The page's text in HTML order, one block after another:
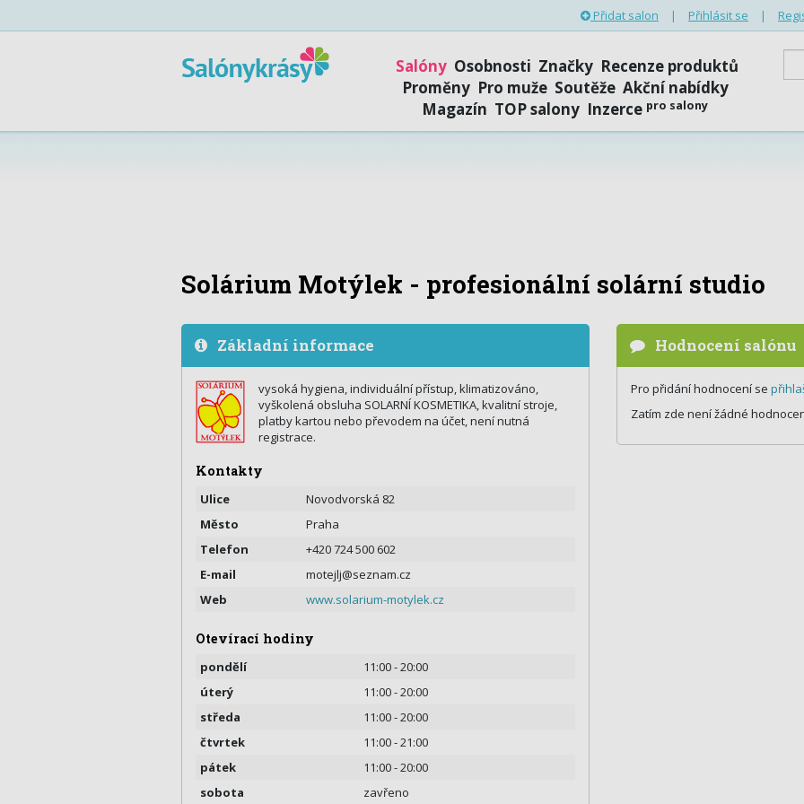
Přidat salon | Přihlásit se |
Salóny Osobnosti Značky Recenze produktů
Proměny Pro muže Soutěže Akční nabídky
Magazín TOP salony Inzerce pro salony
Solárium Motýlek - profesionální solární studio
Základní informace
vysoká hygiena, individuální přístup, klimatizováno,
vyškolená obsluha SOLARNÍ KOSMETIKA, kvalitní stroje,
platby kartou nebo převodem na účet, není nutná
registrace.
Kontakty
Ulice
Novodvorská 82
Město
Praha
Telefon
+420 724 500 602
E-mail
motejlj@seznam.cz
Web
www.solarium-motylek.cz
Otevírací hodiny
pondělí
11:00 - 20:00
úterý
11:00 - 20:00
středa
11:00 - 20:00
čtvrtek
11:00 - 21:00
pátek
11:00 - 20:00
sobota
zavřeno
Hodnocení salónu
Pro přidání hodnocení se
Zatím zde není žádné